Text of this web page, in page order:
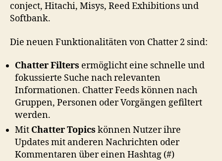
conject, Hitachi, Misys, Reed Exhibitions und
Softbank.
Die neuen Funktionalitäten von Chatter 2 sind:
Chatter Filters ermöglicht eine schnelle und
fokussierte Suche nach relevanten
Informationen. Chatter Feeds können nach
Gruppen, Personen oder Vorgängen gefiltert
werden.
Mit Chatter Topics können Nutzer ihre
Updates mit anderen Nachrichten oder
Kommentaren über einen Hashtag (#)